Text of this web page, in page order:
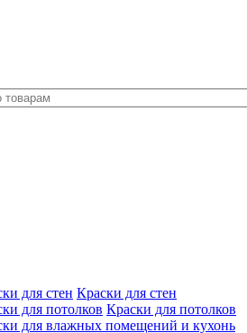
Краски для стен
Краски для потолков